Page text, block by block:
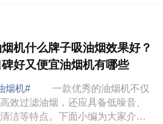
机什么牌子吸油烟效果好？
碑好又便宜油烟机有哪些
烟机#
一款优秀的油烟机不仅
效过滤油烟，还应具备低噪音、
洁等特点。下面小编为大家介绍